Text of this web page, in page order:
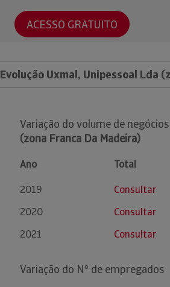
ACESSO GRATUITO
Evolução Uxmal, Unipessoal Lda
Variação do volume de
(zona Franca Da Madeira)
Ano Total
2019
Consultar
2020
Consultar
2021
Consultar
Variação do Nº de empregados